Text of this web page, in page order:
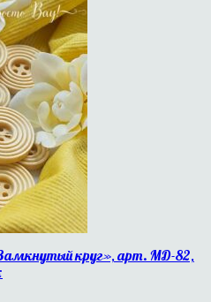
круг», арт. МД-82,